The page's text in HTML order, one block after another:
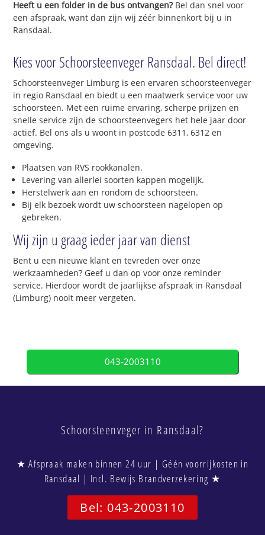
Heeft u een folder in de bus ontvangen?Bel dan snel voor
een afspraak, want dan zijn wij zéér binnenkort bij u in
Ransdaal.
Kies voor Schoorsteenveger Ransdaal. Bel direct!
Schoorsteenveger Limburg is een ervaren schoorsteenveger
in regio Ransdaal en biedt u een maatwerk service voor uw
schoorsteen. Met een ruime ervaring, scherpe prijzen en
snelle service zijn de schoorsteenvegers het hele jaar door
actief. Bel ons als u woont in postcode 6311, 6312 en
omgeving.
Plaatsen van RVS rookkanalen.
Levering van allerlei soorten kappen mogelijk.
Herstelwerk aan en rondom de schoorsteen.
Bij elk bezoek wordt uw schoorsteen nagelopen op
gebreken.
Wij zijn u graag ieder jaar van dienst
Bent u een nieuwe klant en tevreden over onze
werkzaamheden? Geef u dan op voor onze reminder
service. Hierdoor wordt de jaarlijkse afspraak in Ransdaal
(Limburg) nooit meer vergeten.
043-2003110
Schoorsteenveger in Ransdaal?
★ Afspraak maken binnen 24 uur | Géén voorrijkosten in
Ransdaal | Incl. Bewijs Brandverzekering ★
Bel: 043-2003110